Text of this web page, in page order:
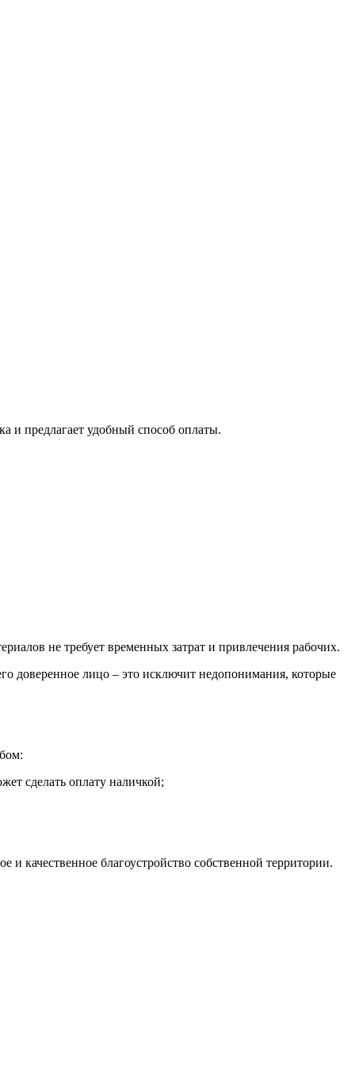
и предлагает удобный способ оплаты.
не требует временных затрат и привлечения рабочих.
доверенное лицо – это исключит недопонимания, которые
сделать оплату наличкой;
качественное благоустройство собственной территории.